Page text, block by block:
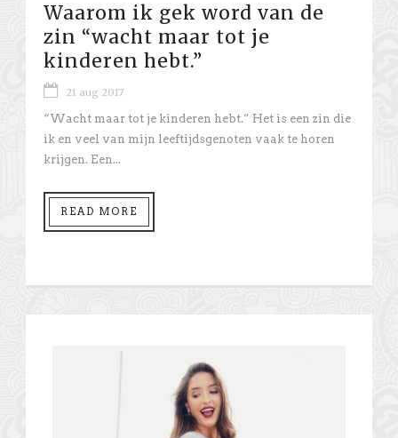
Waarom ik gek word van de
zin “wacht maar tot je
kinderen hebt.”
21 aug 2017
“Wacht maar tot je kinderen hebt.” Het is een zin die
ik en veel van mijn leeftijdsgenoten vaak te horen
krijgen. Een...
READ MORE